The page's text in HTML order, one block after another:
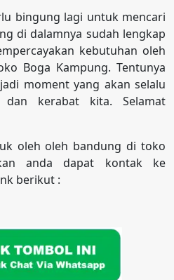
bingung lagi untuk mencari
di dalamnya sudah lengkap
kebutuhan oleh
Boga Kampung. Tentunya
moment yang akan selalu
kerabat kita. Selamat
oleh oleh bandung di toko
anda dapat kontak ke
berikut :